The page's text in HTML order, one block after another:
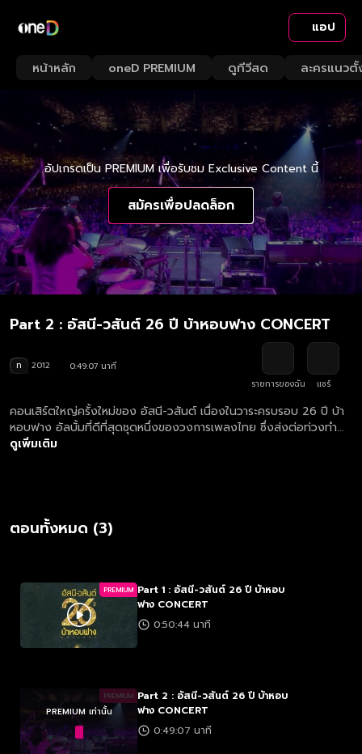
แอป
หน้าหลัก oneD PREMIUM ดูทีวีสด ละครแนวตั้
อัปเกรดเป็น PREMIUM เพื่อรับชม Exclusive Content นี้
สมัครเพื่อปลดล็อก
Part 2 : อัสนี-วสันต์ 26 ปี บ้าหอบฟาง CONCERT
ท 2012
0:49:07 นาที
รายการของฉัน
แชร์
คอนเสิร์ตใหญ่ครั้งใหม่ของ อัสนี-วสันต์ เนื่องในวาระครบรอบ 26 ปี บ้า
หอบฟาง อัลบั้มที่ดีที่สุดชุดหนึ่งของวงการเพลงไทย ซึ่งส่งต่อท่วงทำ
นองร็อกไทยสไตล์ อัสนี-วสันต์ ถึงบทเพลงเปี่ยมคุณภาพในทุก ๆ อัลบั้ม
เพลงดีที่คิดถึง เพลงดีที่ อัสนี - วสันต์ คัดสรรมาร้องบรรเลงอย่าง
พิเศษสุด พลาดไม่ได้ 26 ปี มีครั้งเดียว บ้าหอบฟางที่สุด น่าดูที่สุด!
ดูเพิ่มเติม
ตอนทั้งหมด (3)
PREMIUM Part 1 : อัสนี-วสันต์ 26 ปี บ้าหอบ
ฟาง CONCERT
0:50:44 นาที
PREMIUM
PREMIUM เท่านั้น
Part 2 : อัสนี-วสันต์ 26 ปี บ้าหอบ
ฟาง CONCERT
0:49:07 นาที